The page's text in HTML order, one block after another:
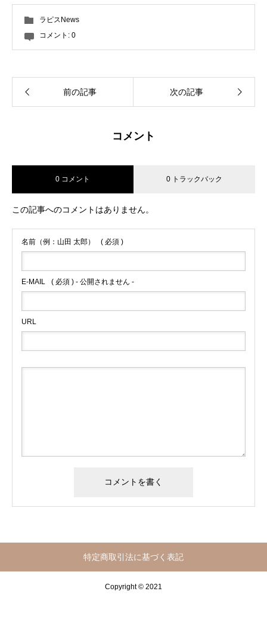
ラピスNews
コメント: 0
前の記事 次の記事
コメント
0 コメント 0 トラックバック
この記事へのコメントはありません。
名前（例：山田 太郎） ( 必須 )
E-MAIL ( 必須 ) - 公開されません -
URL
特定商取引法に基づく表記
Copyright © 2021